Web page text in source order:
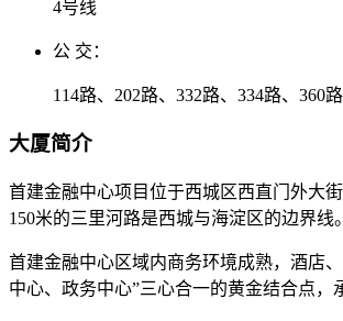
4号线
公 交：
114路、202路、332路、334路、360路
大厦简介
首建金融中心项目位于西城区西直门外大
150米的三里河路是西城与海淀区的边界
首建金融中心区域内商务环境成熟，酒店
中心、政务中心”三心合一的黄金结合点